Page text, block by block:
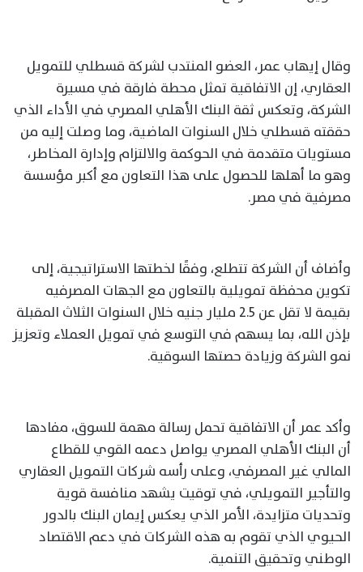
وقال إيهاب عمر، العضو المنتدب لشركة قسطلي للتمويل
العقاري، إن الاتفاقية تمثل محطة فارقة في مسيرة
الشركة، وتعكس ثقة البنك الأهلي المصري في الأداء الذي
حققته قسطلي خلال السنوات الماضية، وما وصلت إليه من
مستويات متقدمة في الحوكمة والالتزام وإدارة المخاطر،
وهو ما أهلها للحصول على هذا التعاون مع أكبر مؤسسة
مصرفية في مصر.
وأضاف أن الشركة تتطلع، وفقًا لخطتها الاستراتيجية، إلى
تكوين محفظة تمويلية بالتعاون مع الجهات المصرفيه
بقيمة لا تقل عن 2.5 مليار جنيه خلال السنوات الثلاث المقبلة
بإذن الله، بما يسهم في التوسع في تمويل العملاء وتعزيز
نمو الشركة وزيادة حصتها السوقية.
وأكد عمر أن الاتفاقية تحمل رسالة مهمة للسوق، مفادها
أن البنك الأهلي المصري يواصل دعمه القوي للقطاع
المالي غير المصرفي، وعلى رأسه شركات التمويل العقاري
والتأجير التمويلي، في توقيت يشهد منافسة قوية
وتحديات متزايدة، الأمر الذي يعكس إيمان البنك بالدور
الحيوي الذي تقوم به هذه الشركات في دعم الاقتصاد
الوطني وتحقيق التنمية.